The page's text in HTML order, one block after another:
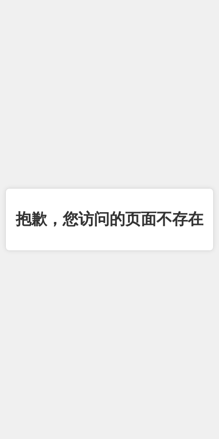
抱歉，您访问的页面不存在